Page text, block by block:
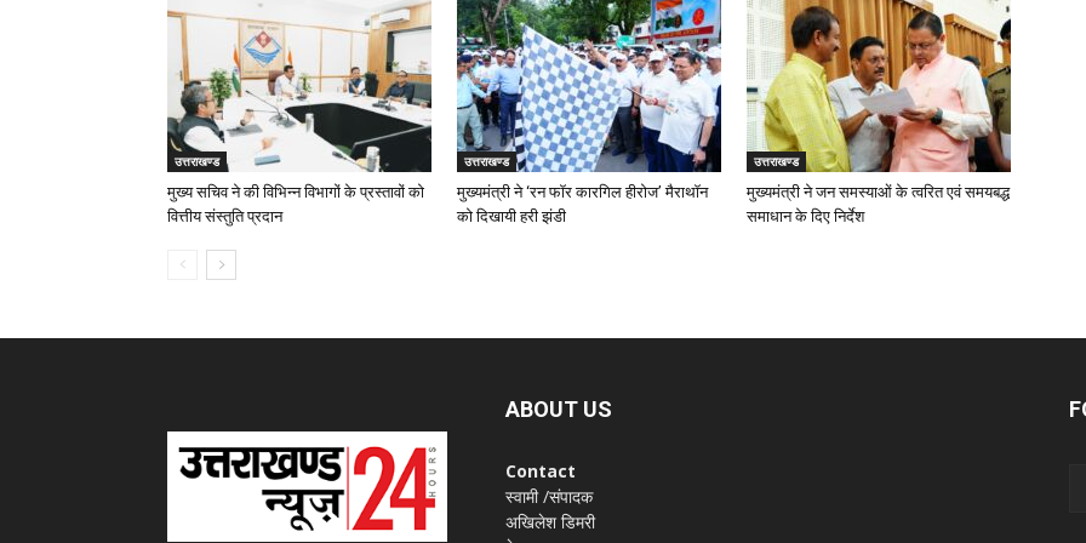
उत्तराखण्ड
मुख्य सचिव ने की विभिन्न विभागों के प्रस्तावों को
वित्तीय संस्तुति प्रदान
उत्तराखण्ड
मुख्यमंत्री ने ‘रन फॉर कारगिल हीरोज’ मैराथॉन
को दिखायी हरी झंडी
उत्तराखण्ड
मुख्यमंत्री ने जन समस्याओं के त्वरित एवं समयबद्ध
समाधान के दिए निर्देश
ABOUT US
Contact
स्वामी /संपादक
अखिलेश डिमरी